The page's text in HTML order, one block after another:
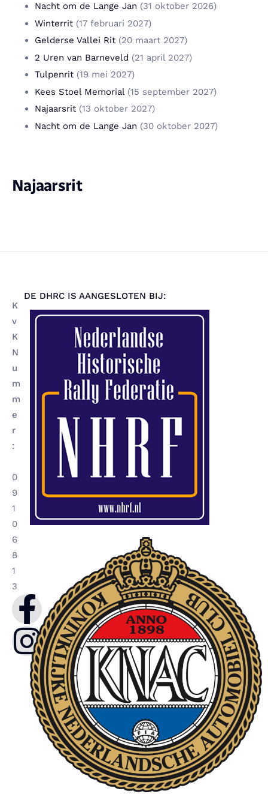
Nacht om de Lange Jan (31 oktober 2026)
Winterrit(17 februari 2027)
Gelderse Vallei Rit(20 maart 2027)
2 Uren van Barneveld (21 april 2027)
Tulpenrit(19 mei 2027)
Kees Stoel Memorial(15 september 2027)
Najaarsrit(13 oktober 2027)
Nacht om de Lange Jan (30 oktober 2027)
Najaarsrit
K
v
K
N
u
m
m
e
r
:
0
9
1
0
6
8
1
3
DE DHRC IS AANGESLOTEN BIJ: